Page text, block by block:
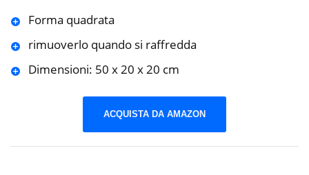
Forma quadrata
rimuoverlo quando si raffredda
Dimensioni: 50 x 20 x 20 cm
ACQUISTA DA AMAZON